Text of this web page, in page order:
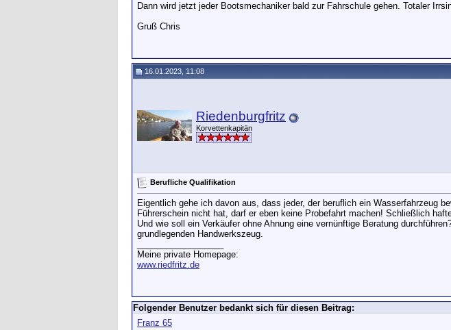
Dann wird jetzt jeder Bootsmechaniker bald zur Fahrschule gehen. Totaler
Gruß Chris
16.01.2023, 11:08
Riedenburgfritz
Korvettenkapitän
Berufliche Qualifikation
Eigentlich gehe ich davon aus, dass jeder, der beruflich ein Wasserfahrzeug
Führerschein nicht hat, darf er eben keine Probefahrt machen! Schließlich
Und wie soll ein Verkäufer ohne Ahnung eine vernünftige Beratung
grundlegenden Handwerkszeug.
Meine private Homepage:
www.riedfritz.de
Folgender Benutzer bedankt sich für diesen Beitrag:
Franz 65